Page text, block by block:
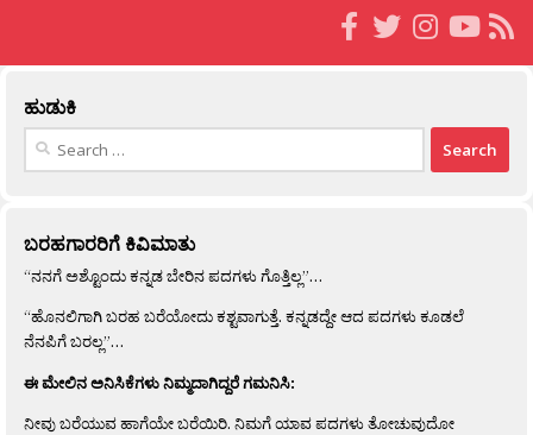
ಹುಡುಕಿ
Search
ಬರಹಗಾರರಿಗೆ ಕಿವಿಮಾತು
“ನನಗೆ ಅಶ್ಟೊಂದು ಕನ್ನಡ ಬೇರಿನ ಪದಗಳು ಗೊತ್ತಿಲ್ಲ”…
“ಹೊನಲಿಗಾಗಿ ಬರಹ ಬರೆಯೋದು ಕಶ್ಟವಾಗುತ್ತೆ. ಕನ್ನಡದ್ದೇ ಆದ ಪದಗಳು ಕೂಡಲೆ
ನೆನಪಿಗೆ ಬರಲ್ಲ”…
ಈ ಮೇಲಿನ ಅನಿಸಿಕೆಗಳು ನಿಮ್ಮದಾಗಿದ್ದರೆ ಗಮನಿಸಿ:
ನೀವು ಬರೆಯುವ ಹಾಗೆಯೇ ಬರೆಯಿರಿ. ನಿಮಗೆ ಯಾವ ಪದಗಳು ತೋಚುವುದೋ